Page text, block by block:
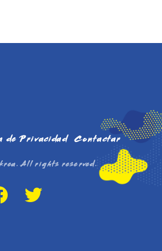
de Privacidad Contactar
All rights reserved.